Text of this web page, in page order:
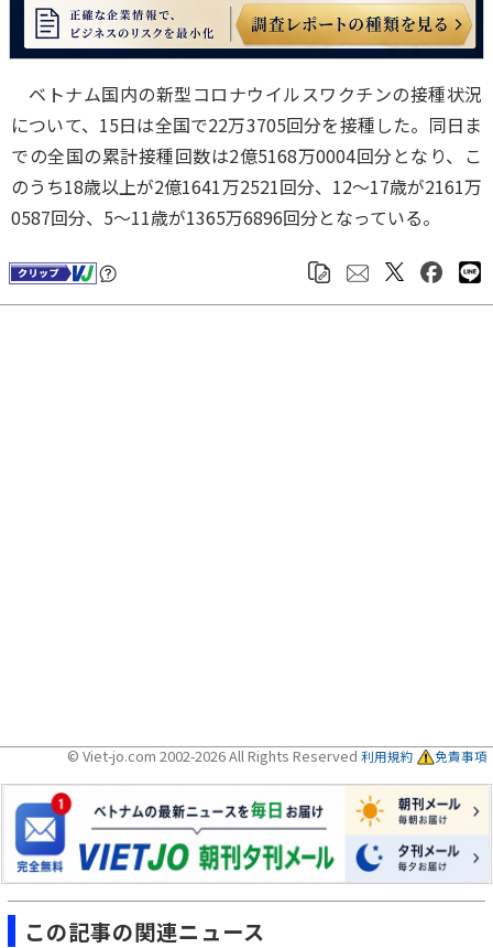
ベトナム国内の新型コロナウイルスワクチンの接種状況
について、15日は全国で22万3705回分を接種した。同日ま
での全国の累計接種回数は2億5168万0004回分となり、こ
のうち18歳以上が2億1641万2521回分、12～17歳が2161万
0587回分、5～11歳が1365万6896回分となっている。
© Viet-jo.com 2002-2026 All Rights Reserved 利用規約 免責事項
この記事の関連ニュース